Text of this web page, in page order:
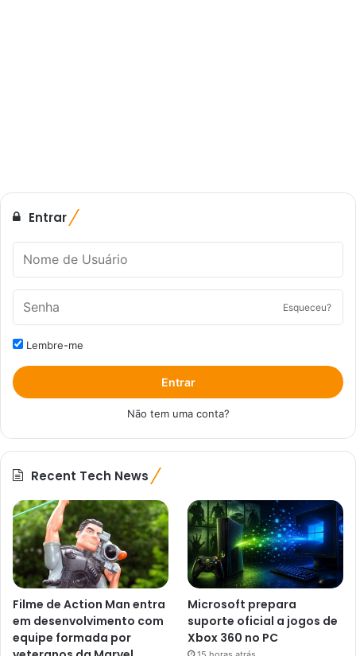
Entrar
Esqueceu?
Lembre-me
Entrar
Não tem uma conta?
Recent Tech News
Filme de Action Man entra
em desenvolvimento com
equipe formada por
Microsoft prepara
suporte oficial a jogos de
Xbox 360 no PC